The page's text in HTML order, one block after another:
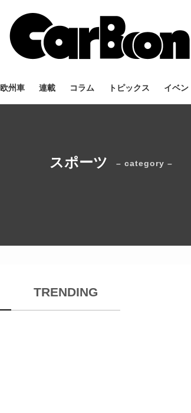
欧州車 連載 コラム トピックス イベン
スポーツ – category –
TRENDING